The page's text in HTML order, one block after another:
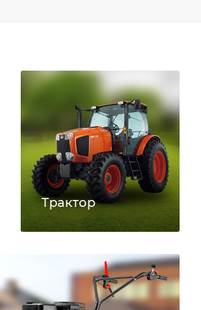
Трактор